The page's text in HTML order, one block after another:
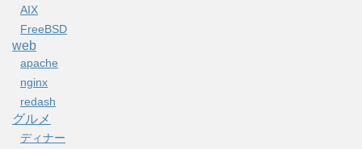
AIX
FreeBSD
web
apache
nginx
redash
グルメ
ディナー